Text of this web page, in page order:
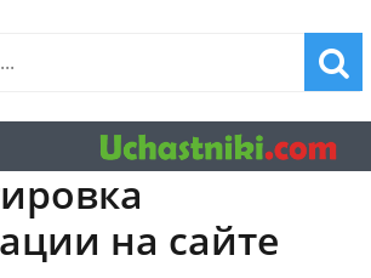
на сайте